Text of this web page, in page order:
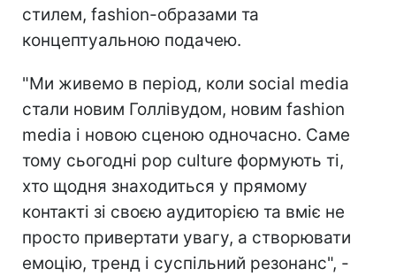
стилем, fashion-образами та
концептуальною подачею.
"Ми живемо в період, коли social media
стали новим Голлівудом, новим fashion
media і новою сценою одночасно. Саме
тому сьогодні pop culture формують ті,
хто щодня знаходиться у прямому
контакті зі своєю аудиторією та вміє не
просто привертати увагу, а створювати
емоцію, тренд і суспільний резонанс", -